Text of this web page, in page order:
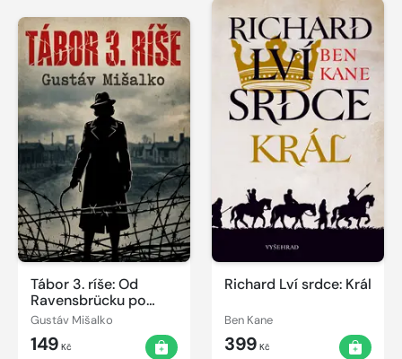
Tábor 3. ríše: Od
Ravensbrücku po
gdansku šibenicu –
pravda o ženách v
službách SS
Gustáv Mišalko
149 Kč
Richard Lví srdce: Král
Ben Kane
399 Kč